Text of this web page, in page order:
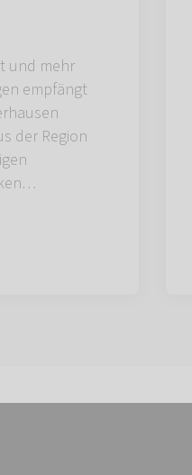
und mehr
empfängt
der Region